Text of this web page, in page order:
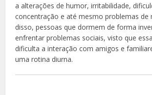
a alterações de humor, irritabilidade,
concentração e até mesmo problemas de
disso, pessoas que dormem de forma
enfrentar problemas sociais, visto que
dificulta a interação com amigos e
uma rotina diurna.